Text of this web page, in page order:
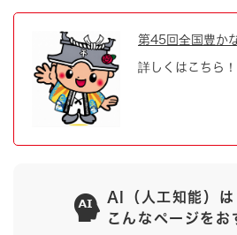
第45回全国豊か
詳しくはこちら！
AI（人工知能）は
こんなページをお